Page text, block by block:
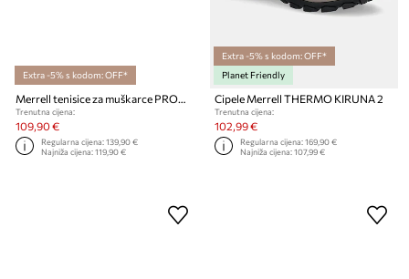
Extra -5% s kodom: OFF*
Trenutna cijena:
109,90 €
Regularna cijena:139,90 €
Najniža cijena:119,90 €
Extra -5% s kodom: OFF*
Planet Friendly
Cipele Merrell THERMO KIRUNA 2
Trenutna cijena:
102,99 €
Regularna cijena:169,90 €
Najniža cijena:107,99 €